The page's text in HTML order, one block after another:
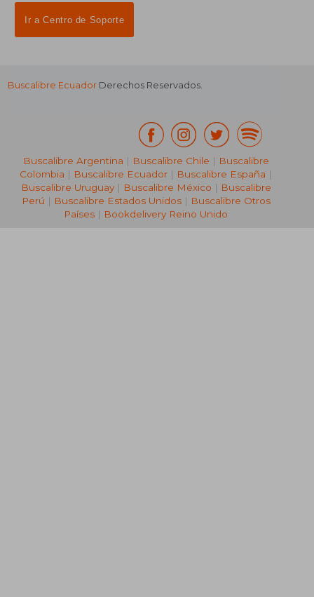
Ir a Centro de Soporte
Buscalibre Ecuador Derechos Reservados.
Buscalibre Argentina | Buscalibre Chile | Buscalibre
Colombia | Buscalibre Ecuador | Buscalibre España |
Buscalibre Uruguay| Buscalibre México | Buscalibre
Perú | Buscalibre Estados Unidos| Buscalibre Otros
Países | Bookdelivery Reino Unido